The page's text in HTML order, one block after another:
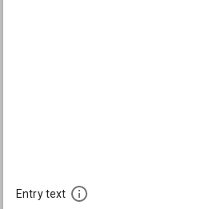
Entry text